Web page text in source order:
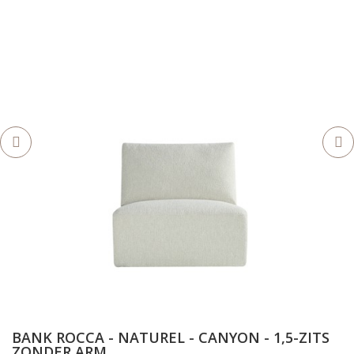
BANK ROCCA - NATUREL - CANYON - 1,5-ZITS